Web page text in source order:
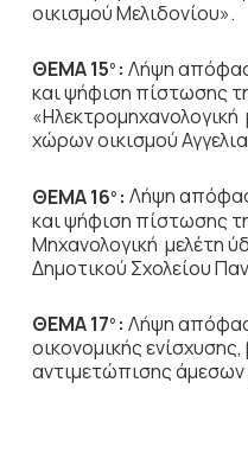
οικισμού Μελιδονίου».
ΘΕΜΑ 15ο : Λήψη
και ψήφιση πίστωσης
χώρων οικισμού
ΘΕΜΑ 16ο : Λήψη
και ψήφιση πίστωσης
Μηχανολογική μελέτη
Δημοτικού Σχολείου
ΘΕΜΑ 17ο : Λήψη
οικονομικής
αντιμετώπισης άμεσων